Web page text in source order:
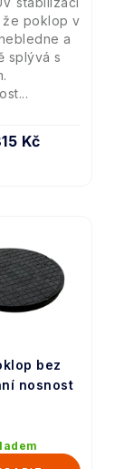
Kč
že poklop v
a
splývá s
bez
nosnost